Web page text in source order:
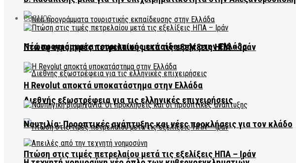
Νέα προγράμματα τουριστικής εκπαίδευσης στην Ελλάδα
Διεθνής εξωστρέφεια για τις ελληνικές επιχειρήσεις
Πτώση στις τιμές πετρελαίου μετά τις εξελίξεις ΗΠΑ – Ιράν
COSMOS
Πτώση στις τιμές πετρελαίου μετά τις εξελίξεις ΗΠΑ – Ιράν
Η Revolut αποκτά υποκατάστημα στην Ελλάδα
Ναυτιλία: Προοπτικές ανάπτυξης και νέες προκλήσεις για τον κλάδο